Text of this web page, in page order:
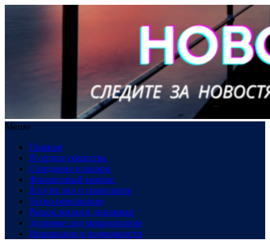
Меню
Главная
В сердце общества
Созидание и рынок
Финансовый компас
В пути: все о транспорте
Техно-революция
Рынок жилья в динамике
Здоровье под микроскопом
Инновации и возможности